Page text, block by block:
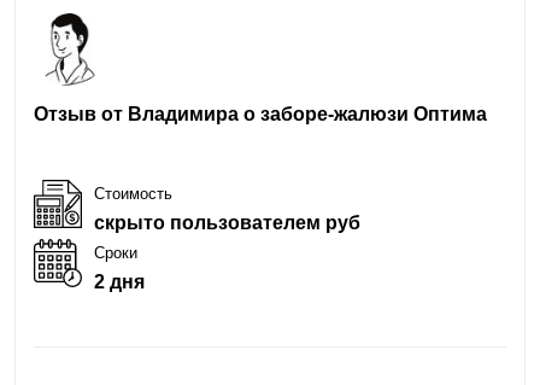
Отзыв от Владимира о заборе-жалюзи Оптима
Стоимость
скрыто пользователем руб
Сроки
2 дня